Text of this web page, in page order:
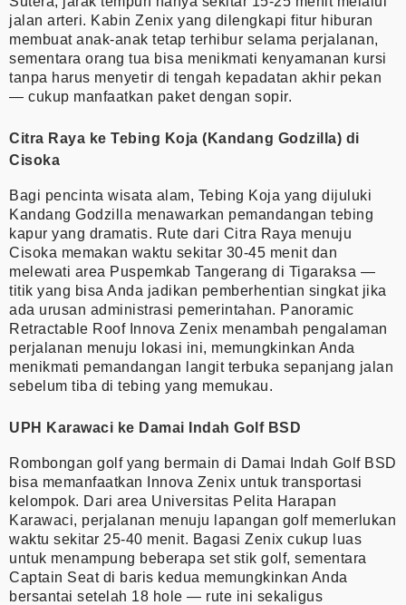
jalan arteri. Kabin Zenix yang dilengkapi fitur hiburan
membuat anak-anak tetap terhibur selama perjalanan,
sementara orang tua bisa menikmati kenyamanan kursi
tanpa harus menyetir di tengah kepadatan akhir pekan
— cukup manfaatkan paket dengan sopir.
Citra Raya ke Tebing Koja (Kandang Godzilla) di
Cisoka
Bagi pencinta wisata alam, Tebing Koja yang dijuluki
Kandang Godzilla menawarkan pemandangan tebing
kapur yang dramatis. Rute dari Citra Raya menuju
Cisoka memakan waktu sekitar 30-45 menit dan
melewati area Puspemkab Tangerang di Tigaraksa —
titik yang bisa Anda jadikan pemberhentian singkat jika
ada urusan administrasi pemerintahan. Panoramic
Retractable Roof Innova Zenix menambah pengalaman
perjalanan menuju lokasi ini, memungkinkan Anda
menikmati pemandangan langit terbuka sepanjang jalan
sebelum tiba di tebing yang memukau.
UPH Karawaci ke Damai Indah Golf BSD
Rombongan golf yang bermain di Damai Indah Golf BSD
bisa memanfaatkan Innova Zenix untuk transportasi
kelompok. Dari area Universitas Pelita Harapan
Karawaci, perjalanan menuju lapangan golf memerlukan
waktu sekitar 25-40 menit. Bagasi Zenix cukup luas
untuk menampung beberapa set stik golf, sementara
Captain Seat di baris kedua memungkinkan Anda
bersantai setelah 18 hole — rute ini sekaligus